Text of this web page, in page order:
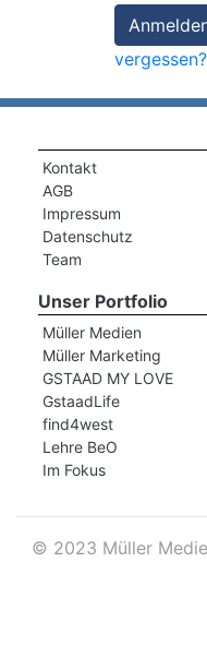
vergessen?
Kontakt
AGB
Impressum
Datenschutz
Team
Unser Portfolio
Müller Medien
Müller Marketing
GSTAAD MY LOVE
GstaadLife
find4west
Lehre BeO
Im Fokus
© 2023 Müller